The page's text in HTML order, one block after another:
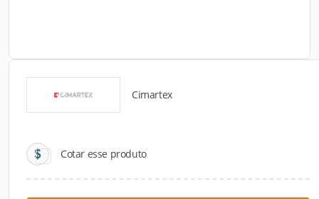
Cimartex
Cotar esse produto
Catálogos para Download